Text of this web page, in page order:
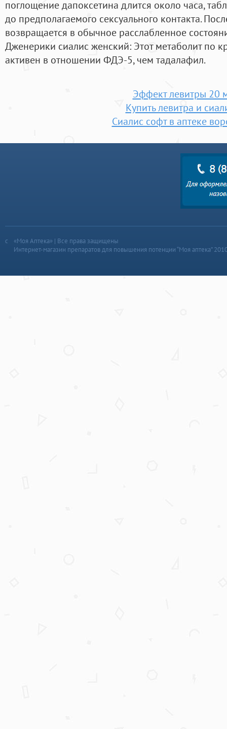
поглощение дапоксетина длится около часа,
до предполагаемого сексуального контакта.
возвращается в обычное расслабленное
Дженерики сиалис женский: Этот метаболит по
активен в отношении ФДЭ-5, чем тадалафил.
Эффект левитры 20
Купить левитра и
Сиалис софт в аптеке
«Моя Аптека» | Все права защищены
Интернет-магазин препаратов для повышения потенции “Моя аптека”